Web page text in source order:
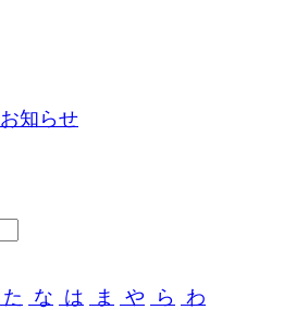
お知らせ
た な は ま や ら わ